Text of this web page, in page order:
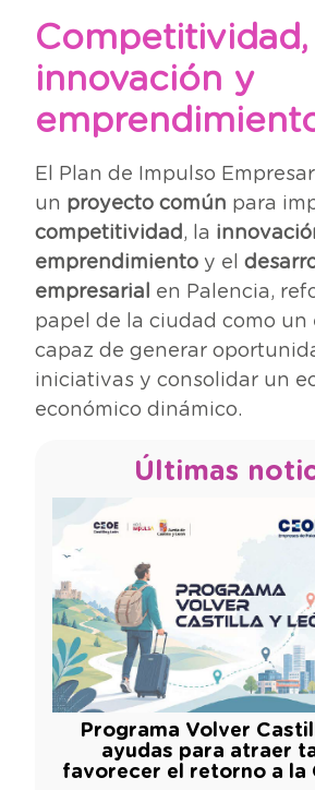
Competitividad,
innovación y
El Plan de Impulso
un proyecto común para
competitividad, la
emprendimiento y el
empresarial en Palencia,
papel de la ciudad como un
capaz de generar
iniciativas y consolidar un
económico dinámico.
Últimas
Programa Volver
ayudas para atraer
favorecer el retorno a la